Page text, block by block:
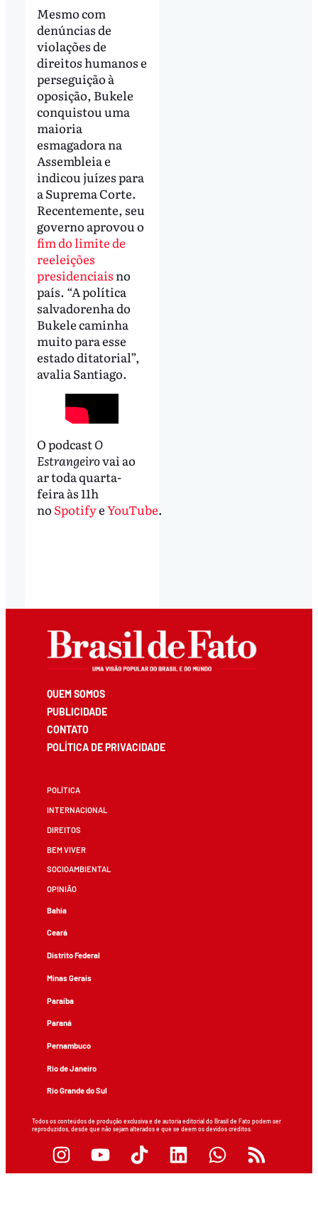
Mesmo com
denúncias de
violações de
direitos humanos e
perseguição à
oposição, Bukele
conquistou uma
maioria
esmagadora na
Assembleia e
indicou juízes para
a Suprema Corte.
Recentemente, seu
governo aprovou o
fim do limite de
reeleições
presidenciais no
país. “A política
salvadorenha do
Bukele caminha
muito para esse
estado ditatorial”,
avalia Santiago.
O podcastO
Estrangeirovai ao
ar toda quarta-
feira às 11h
no SpotifyeYouTube.
QUEM SOMOS
PUBLICIDADE
CONTATO
POLÍTICA DE PRIVACIDADE
POLÍTICA
INTERNACIONAL
DIREITOS
BEM VIVER
SOCIOAMBIENTAL
OPINIÃO
Bahia
Ceará
Distrito Federal
Minas Gerais
Paraíba
Paraná
Pernambuco
Rio de Janeiro
Rio Grande do Sul
Todos os conteúdos de produção exclusiva e de autoria editorial do Brasil de Fato podem ser
reproduzidos, desde que não sejam alterados e que se deem os devidos créditos.